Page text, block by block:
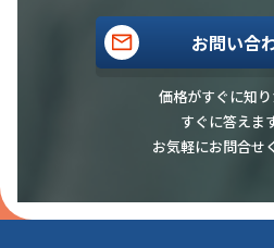
お問い合
価格がすぐに知
すぐに答えま
お気軽にお問合せ